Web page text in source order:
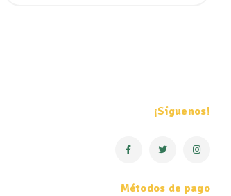
¡Síguenos!
Métodos de pago